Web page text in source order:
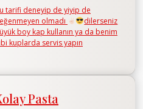
tarifi deneyip de yiyip de
olmadı
dilerseniz
boy kap kullanın ya da benim
kuplarda servis yapın
Pasta